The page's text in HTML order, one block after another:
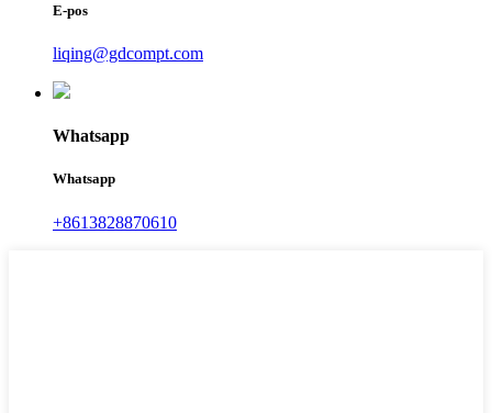
E-pos
liqing@gdcompt.com
Whatsapp
Whatsapp
+8613828870610